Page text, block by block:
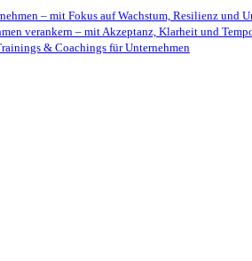
– mit Fokus auf Wachstum, Resilienz und
verankern – mit Akzeptanz, Klarheit und
& Coachings für Unternehmen